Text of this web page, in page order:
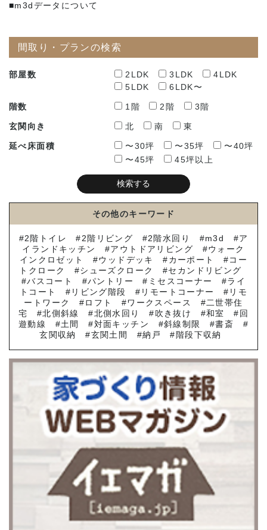
■m3dデータについて
間取り・プランの検索
部屋数 2LDK 3LDK
4LDK
5LDK
6LDK〜
階数 1階 2階 3階
玄関向き 北 南 東
延べ床面積 〜30坪 〜35坪
〜40坪
〜45坪
45坪以上
その他のキーワード
2階トイレ 2階リビング 2階水回り m3d
ア
イランドキッチン
アウトドアリビング
ウォーク
インクロゼット
ウッドデッキ カーポート
コー
トクローク
シューズクローク
セカンドリビング
バスコート
パントリー ミセスコーナー
ライ
トコート
リビング階段 リモートコーナー
リモ
ートワーク
ロフト ワークスペース
二世帯住
宅
北側斜線 北側水回り 吹き抜け 和室
回
遊動線
土間 対面キッチン 斜線制限
書斎
玄関収納
玄関土間 納戸 階段下収納